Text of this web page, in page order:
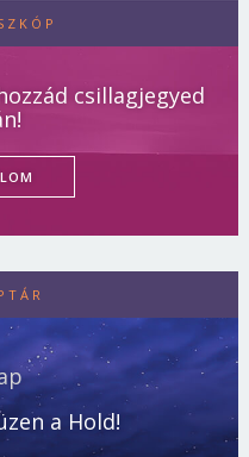
csillagjegyed
a Hold!